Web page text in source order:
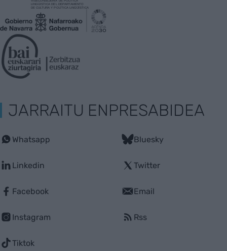
JARRAITU ENPRESABIDEA
Whatsapp
Linkedin
Facebook
Instagram
Tiktok
Bluesky
Twitter
Email
Rss